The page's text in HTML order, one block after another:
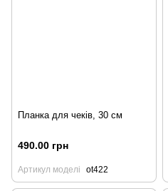
Планка для чеків, 30 см
490.00 грн
Артикул моделі ot422